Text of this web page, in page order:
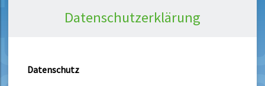
Datenschutzerklärung
Datenschutz